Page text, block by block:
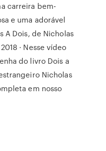
carreira bem-
e uma adorável
A Dois, de Nicholas
· Nesse vídeo
do livro Dois a
Nicholas
em nosso